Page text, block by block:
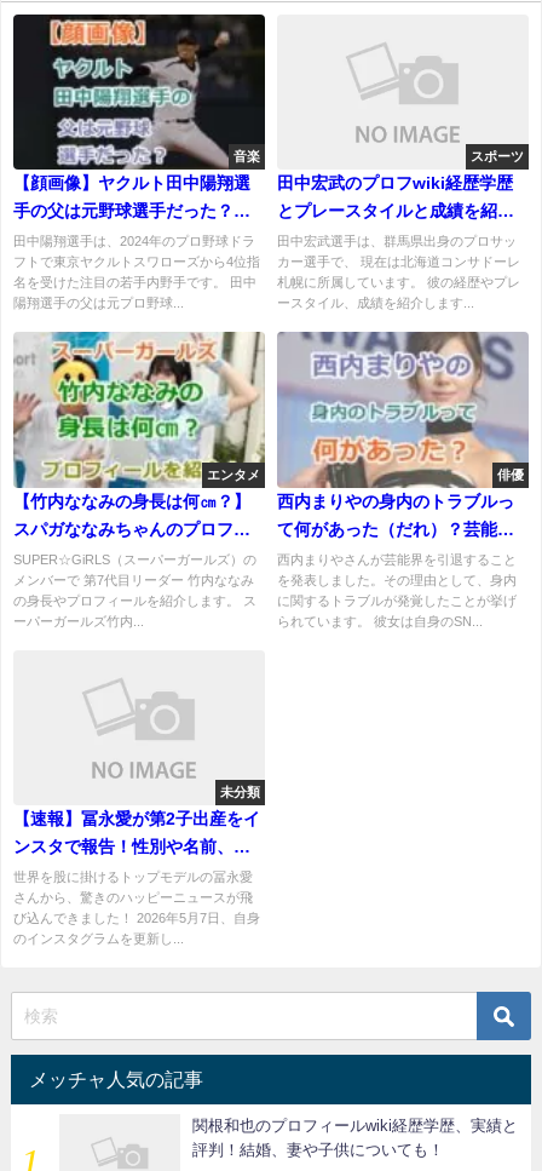
音楽
【顔画像】ヤクルト田中陽翔選
手の父は元野球選手だった？陽
翔くんのプロフ経歴を紹介！
田中陽翔選手は、2024年のプロ野球ドラ
フトで東京ヤクルトスワローズから4位指
名を受けた注目の若手内野手です。 田中
陽翔選手の父は元プロ野球...
スポーツ
田中宏武のプロフwiki経歴学歴
とプレースタイルと成績を紹
介！彼女はいる？弟と妹につい
ても！
田中宏武選手は、群馬県出身のプロサッ
カー選手で、 現在は北海道コンサドーレ
札幌に所属しています。 彼の経歴やプレ
ースタイル、成績を紹介します...
エンタメ
【竹内ななみの身長は何㎝？】
スパガななみちゃんのプロフィ
ールを紹介！
SUPER☆GiRLS（スーパーガールズ）の
メンバーで 第7代目リーダー 竹内ななみ
の身長やプロフィールを紹介します。 ス
ーパーガールズ竹内...
俳優
西内まりやの身内のトラブルっ
て何があった（だれ）？芸能界
引退を決意する理由とは？
西内まりやさんが芸能界を引退すること
を発表しました。その理由として、身内
に関するトラブルが発覚したことが挙げ
られています。 彼女は自身のSN...
未分類
【速報】冨永愛が第2子出産をイ
ンスタで報告！性別や名前、父
親は誰？
世界を股に掛けるトップモデルの冨永愛
さんから、驚きのハッピーニュースが飛
び込んできました！ 2026年5月7日、自身
のインスタグラムを更新し...
メッチャ人気の記事
関根和也のプロフィールwiki経歴学歴、実績と
評判！結婚、妻や子供についても！